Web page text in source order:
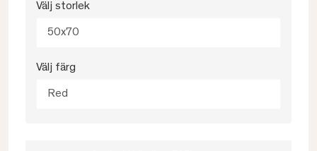
Välj storlek
50x70
Välj färg
Red